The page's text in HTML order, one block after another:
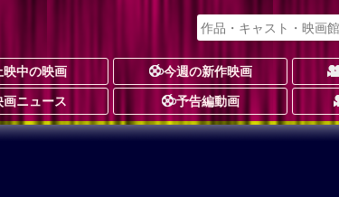
映中の映画 今週の新作映画
画ニュース 予告編動画